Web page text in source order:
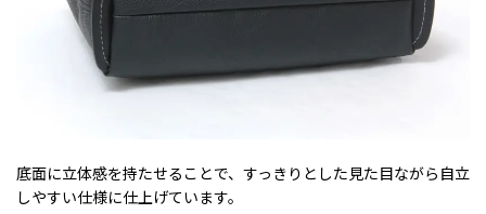
底面に立体感を持たせることで、すっきりとした見た目ながら自立
しやすい仕様に仕上げています。